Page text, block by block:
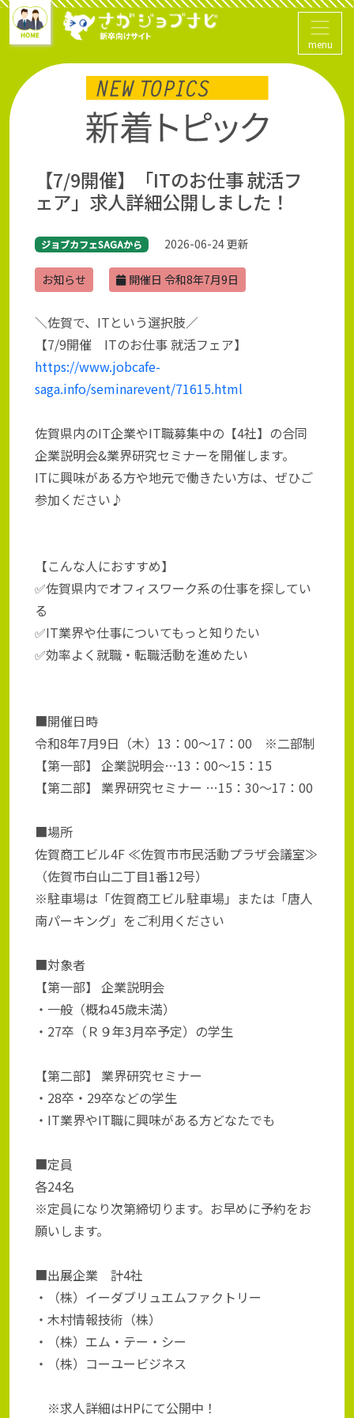
menu
【7/9開催】「ITのお仕事 就活フ
ェア」求人詳細公開しました！
ジョブカフェSAGAから 2026-06-24 更新
お知らせ 開催日 令和8年7月9日
＼佐賀で、ITという選択肢／
【7/9開催 ITのお仕事 就活フェア】
https://www.jobcafe-
saga.info/seminarevent/71615.html
佐賀県内のIT企業やIT職募集中の【4社】の合同
企業説明会&業界研究セミナーを開催します。
ITに興味がある方や地元で働きたい方は、ぜひご
参加ください♪
【こんな人におすすめ】
✅佐賀県内でオフィスワーク系の仕事を探してい
る
✅IT業界や仕事についてもっと知りたい
✅効率よく就職・転職活動を進めたい
■開催日時
令和8年7月9日（木）13：00～17：00 ※二部制
【第一部】 企業説明会…13：00～15：15
【第二部】 業界研究セミナー …15：30～17：00
■場所
佐賀商工ビル4F ≪佐賀市市民活動プラザ会議室≫
（佐賀市白山二丁目1番12号）
※駐車場は「佐賀商工ビル駐車場」または「唐人
南パーキング」をご利用ください
■対象者
【第一部】 企業説明会
・一般（概ね45歳未満）
・27卒（Ｒ９年3月卒予定）の学生
【第二部】 業界研究セミナー
・28卒・29卒などの学生
・IT業界やIT職に興味がある方どなたでも
■定員
各24名
※定員になり次第締切ります。お早めに予約をお
願いします。
■出展企業 計4社
・（株）イーダブリュエムファクトリー
・木村情報技術（株）
・（株）エム・テー・シー
・（株）コーユービジネス
※求人詳細はHPにて公開中！